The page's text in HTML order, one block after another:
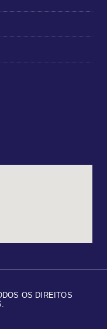
OS DIREITOS